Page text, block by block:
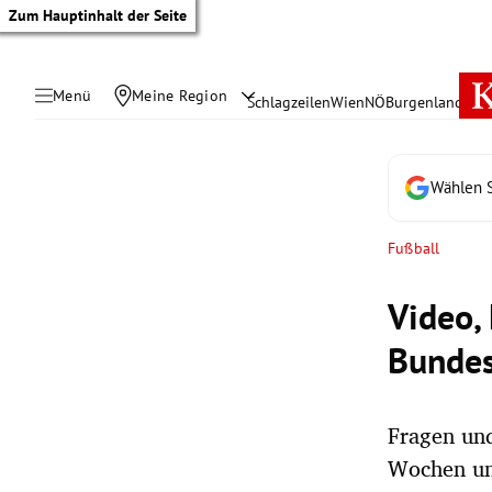
Zum Hauptinhalt der Seite
Menü Meine Region SchlagzeilenWienNÖBurgenland
Wählen
Fußball
Fragen
Wochen